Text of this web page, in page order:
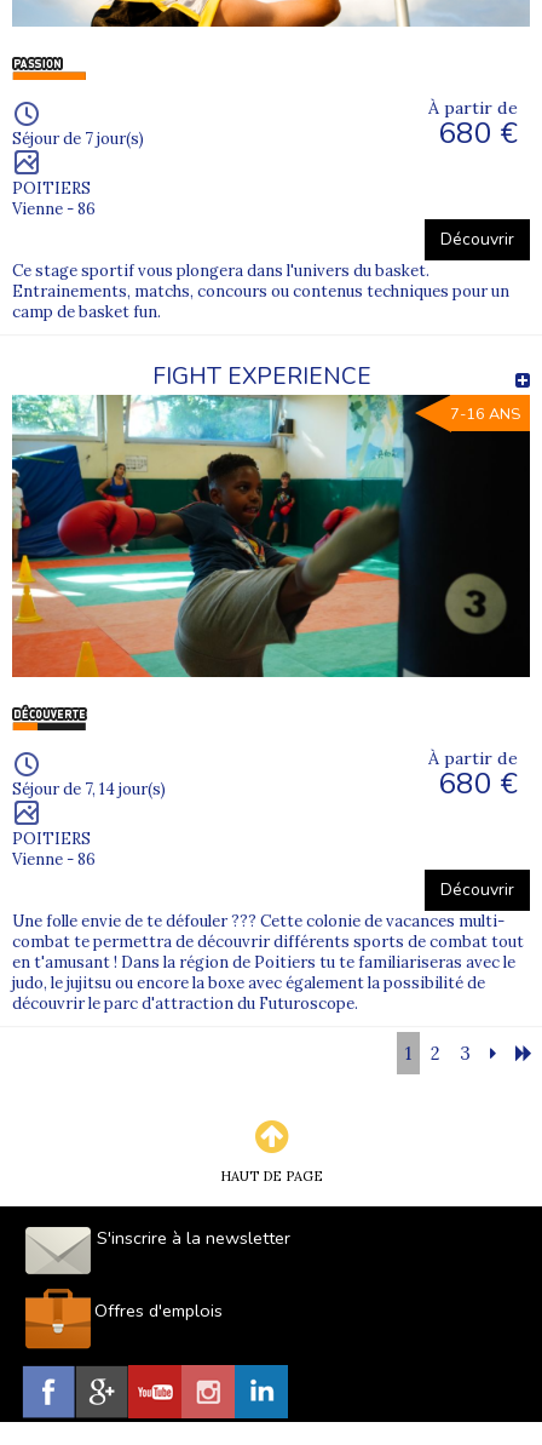
Séjour de 7 jour(s)
POITIERS
Vienne - 86
À partir de
680 €
Découvrir
Ce stage sportif vous plongera dans l'univers du basket.
Entrainements, matchs, concours ou contenus techniques pour un
camp de basket fun.
FIGHT EXPERIENCE
7-16 ANS
Séjour de 7, 14 jour(s)
POITIERS
Vienne - 86
À partir de
680 €
Découvrir
Une folle envie de te défouler ??? Cette colonie de vacances multi-
combat te permettra de découvrir différents sports de combat tout
en t'amusant ! Dans la région de Poitiers tu te familiariseras avec le
judo, le jujitsu ou encore la boxe avec également la possibilité de
découvrir le parc d'attraction du Futuroscope.
1 2 3
HAUT DE PAGE
S'inscrire à la newsletter
Offres d'emplois